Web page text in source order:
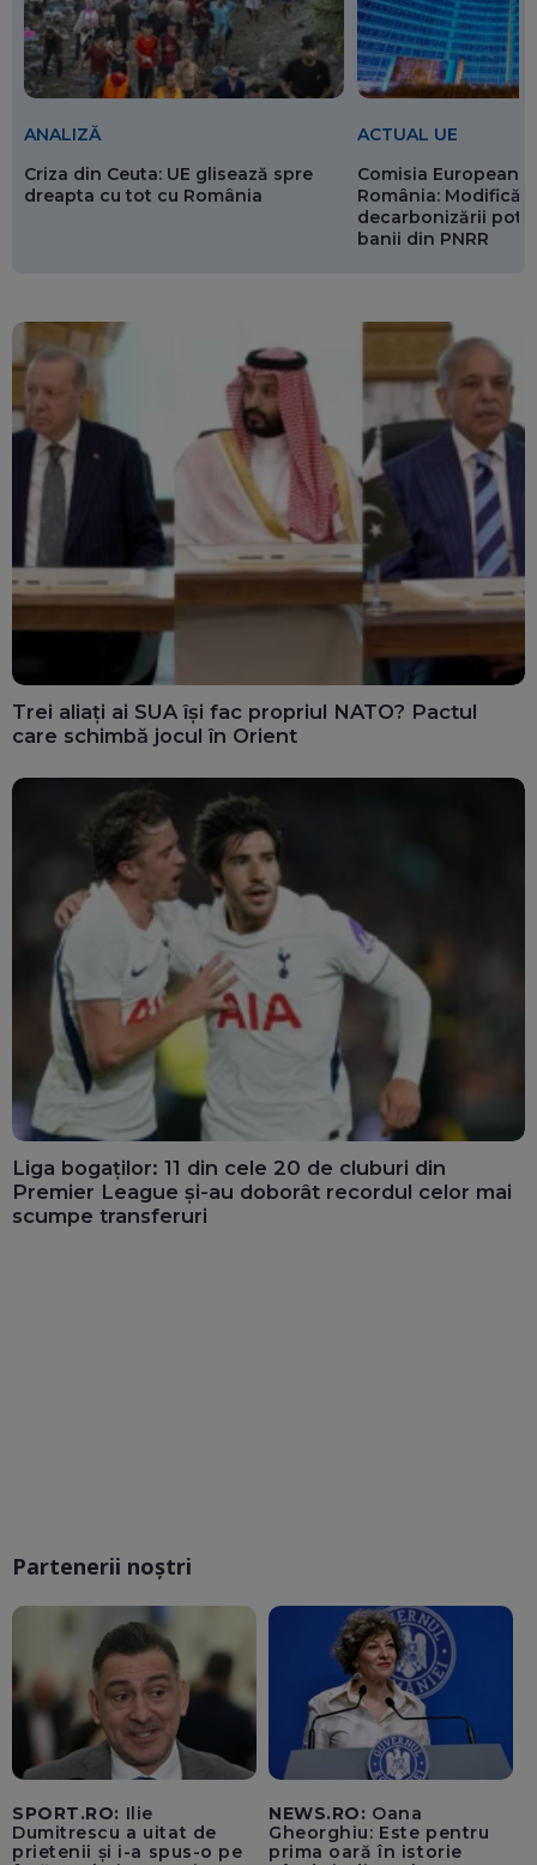
ANALIZĂ
Criza din Ceuta: UE glisează spre
dreapta cu tot cu România
ACTUAL UE
Comisia Europeană
România:
decarbonizării pot
banii din PNRR
Trei aliați ai SUA își fac propriul NATO? Pactul
care schimbă jocul în Orient
Liga bogaților: 11 din cele 20 de cluburi din
Premier League și-au doborât recordul celor mai
scumpe transferuri
Partenerii noștri
SPORT.RO: Ilie
Dumitrescu a uitat de
prietenii și i-a spus-o pe
NEWS.RO: Oana
Gheorghiu: Este pentru
prima oară în istorie